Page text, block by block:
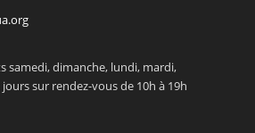
samedi, dimanche, lundi, mardi,
sur rendez-vous de 10h à 19h